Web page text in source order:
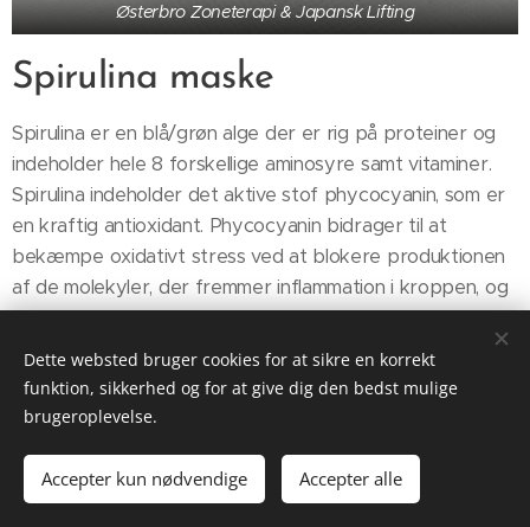
Østerbro Zoneterapi & Japansk Lifting
Spirulina maske
Spirulina er en blå/grøn alge der er rig på proteiner og
indeholder hele 8 forskellige aminosyre samt vitaminer.
Spirulina indeholder det aktive stof phycocyanin, som er
en kraftig antioxidant. Phycocyanin bidrager til at
bekæmpe oxidativt stress ved at blokere produktionen
af de molekyler, der fremmer inflammation i kroppen, og
har dermed en antioxidant og anti-inflammatorisk virkning.
København Ø, Danmark
Cookies
Dette websted bruger cookies for at sikre en korrekt
funktion, sikkerhed og for at give dig den bedst mulige
brugeroplevelse.
Accepter kun nødvendige Accepter alle